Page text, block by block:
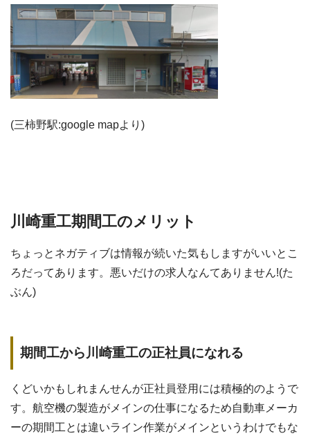
(三柿野駅:google mapより)
川崎重工期間工のメリット
ちょっとネガティブは情報が続いた気もしますがいいとこ
ろだってあります。悪いだけの求人なんてありません!(た
ぶん)
期間工から川崎重工の正社員になれる
くどいかもしれまんせんが正社員登用には積極的のようで
す。航空機の製造がメインの仕事になるため自動車メーカ
ーの期間工とは違いライン作業がメインというわけでもな